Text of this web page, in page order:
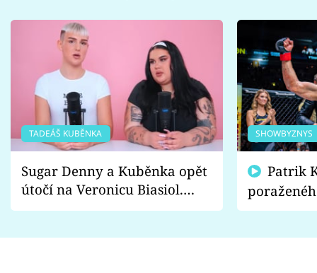
TADEÁŠ KUBĚNKA
Sugar Denny a Kuběnka opět
útočí na Veronicu Biasiol.
Proč je podle nich falešná a
SHOWBYZNYS
fanoušci